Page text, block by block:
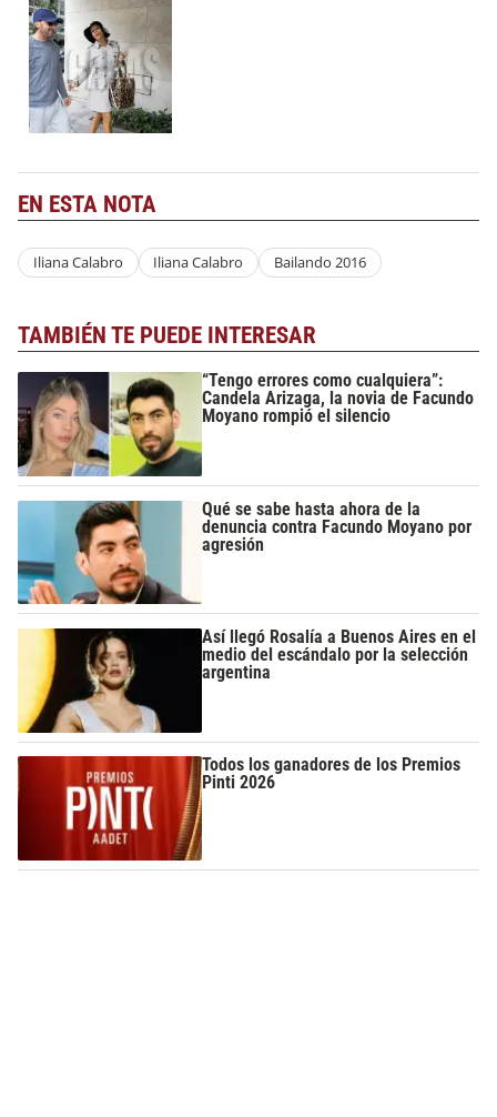
EN ESTA NOTA
Iliana Calabro Iliana Calabro Bailando 2016
TAMBIÉN TE PUEDE INTERESAR
“Tengo errores como cualquiera”:
Candela Arizaga, la novia de Facundo
Moyano rompió el silencio
Qué se sabe hasta ahora de la
denuncia contra Facundo Moyano por
agresión
Así llegó Rosalía a Buenos Aires en el
medio del escándalo por la selección
argentina
Todos los ganadores de los Premios
Pinti 2026